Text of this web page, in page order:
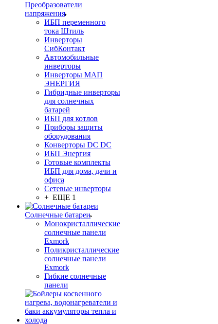
Преобразователи
напряжения
ИБП переменного
тока Штиль
Инверторы
СибКонтакт
Автомобильные
инверторы
Инверторы МАП
ЭНЕРГИЯ
Гибридные инверторы
для солнечных
батарей
ИБП для котлов
Приборы защиты
оборудования
Конверторы DC DC
ИБП Энергия
Готовые комплекты
ИБП для дома, дачи и
офиса
Сетевые инверторы
+ ЕЩЕ 1
Солнечные батареи
Монокристаллические
солнечные панели
Exmork
Поликристаллические
солнечные панели
Exmork
Гибкие солнечные
панели